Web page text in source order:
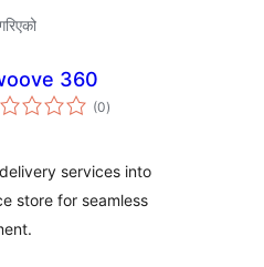
360
(0कुल
रेटिङ्गहरू
)
services into
store for seamless